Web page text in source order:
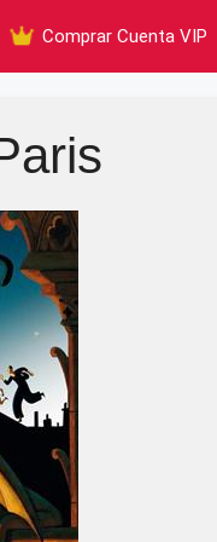
Comprar Cuenta VIP